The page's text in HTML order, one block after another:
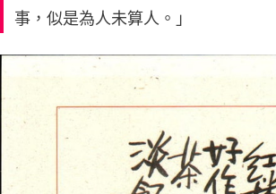
事，似是為人未算人。」